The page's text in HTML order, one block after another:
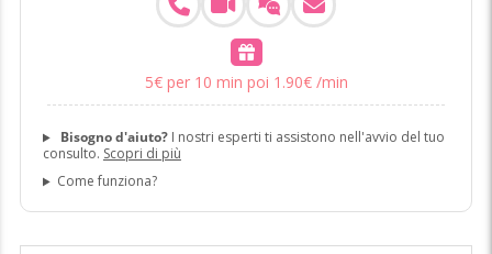
5€per 10 min poi 1 .90€/min
Bisogno d'aiuto?I nostri esperti ti assistono nell'avvio del tuo
consulto. Scopri di più
Come funziona?